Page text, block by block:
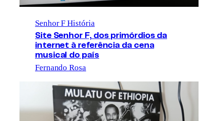
Senhor F História
Site Senhor F, dos primórdios da
internet à referência da cena
musical do país
Fernando Rosa